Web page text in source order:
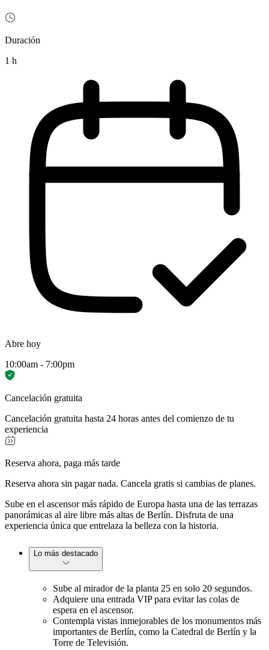
Duración
1 h
Abre hoy
10:00am - 7:00pm
Cancelación gratuita
Cancelación gratuita hasta 24 horas antes del comienzo de tu
experiencia
Reserva ahora, paga más tarde
Reserva ahora sin pagar nada. Cancela gratis si cambias de planes.
Sube en el ascensor más rápido de Europa hasta una de las terrazas
panorámicas al aire libre más altas de Berlín. Disfruta de una
experiencia única que entrelaza la belleza con la historia.
Lo más destacado
Sube al mirador de la planta 25 en solo 20 segundos.
Adquiere una entrada VIP para evitar las colas de
espera en el ascensor.
Contempla vistas inmejorables de los monumentos más
importantes de Berlín, como la Catedral de Berlín y la
Torre de Televisión.